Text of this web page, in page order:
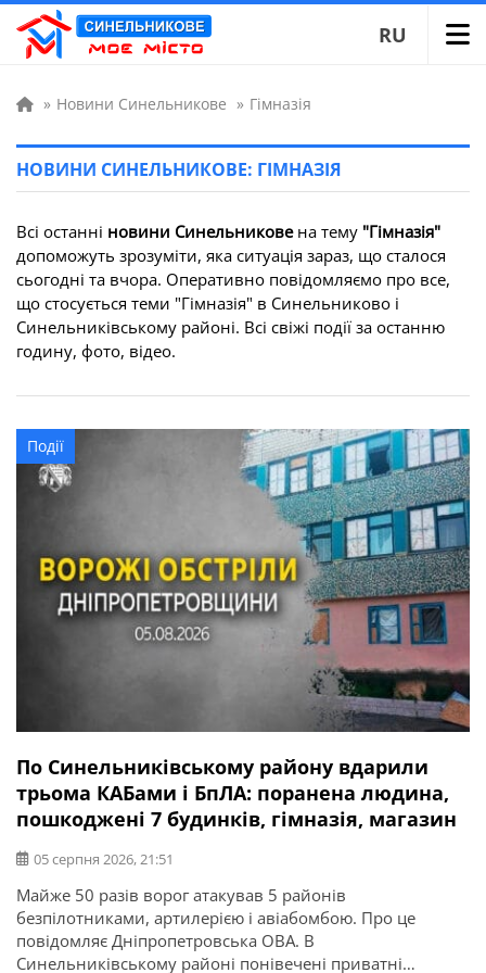
RU
» Новини Синельникове » Гімназія
НОВИНИ СИНЕЛЬНИКОВЕ: ГІМНАЗІЯ
Всі останні новини Синельниковена тему "Гімназія"
допоможуть зрозуміти, яка ситуація зараз, що сталося
сьогодні та вчора. Оперативно повідомляємо про все,
що стосується теми "Гімназія" в Синельниково і
Синельниківському районі. Всі свіжі події за останню
годину, фото, відео.
Події
По Синельниківському району вдарили
трьома КАБами і БпЛА: поранена людина,
пошкоджені 7 будинків, гімназія, магазин
05 серпня 2026, 21:51
Майже 50 разів ворог атакував 5 районів
безпілотниками, артилерією і авіабомбою. Про це
повідомляє Дніпропетровська ОВА. В
Синельниківському районі понівечені приватні